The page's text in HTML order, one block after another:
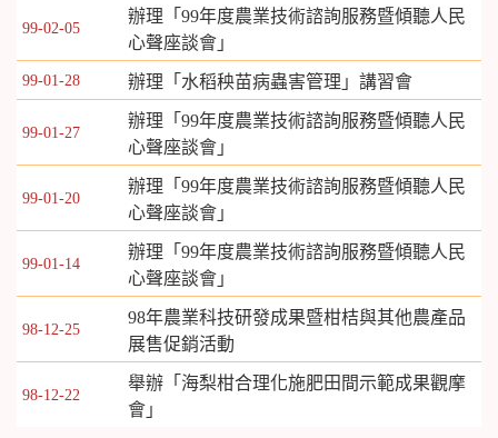
99-02-05
辦理「99年度農業技術諮詢服務暨傾聽人民
心聲座談會」
99-01-28 辦理「水稻秧苗病蟲害管理」講習會
99-01-27
辦理「99年度農業技術諮詢服務暨傾聽人民
心聲座談會」
99-01-20
辦理「99年度農業技術諮詢服務暨傾聽人民
心聲座談會」
99-01-14
辦理「99年度農業技術諮詢服務暨傾聽人民
心聲座談會」
98-12-25
98年農業科技研發成果暨柑桔與其他農產品
展售促銷活動
98-12-22
舉辦「海梨柑合理化施肥田間示範成果觀摩
會」